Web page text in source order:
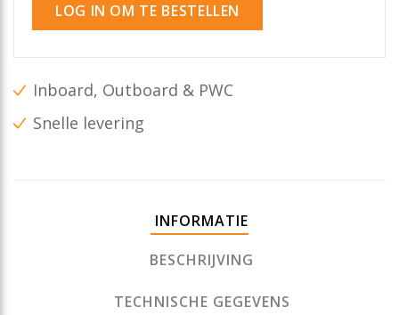
LOG IN OM TE BESTELLEN
Inboard, Outboard & PWC
Snelle levering
INFORMATIE
BESCHRIJVING
TECHNISCHE GEGEVENS